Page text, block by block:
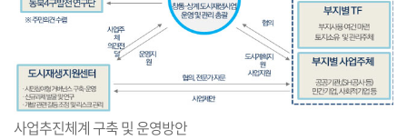
사업추진체계 구축 및 운영방안